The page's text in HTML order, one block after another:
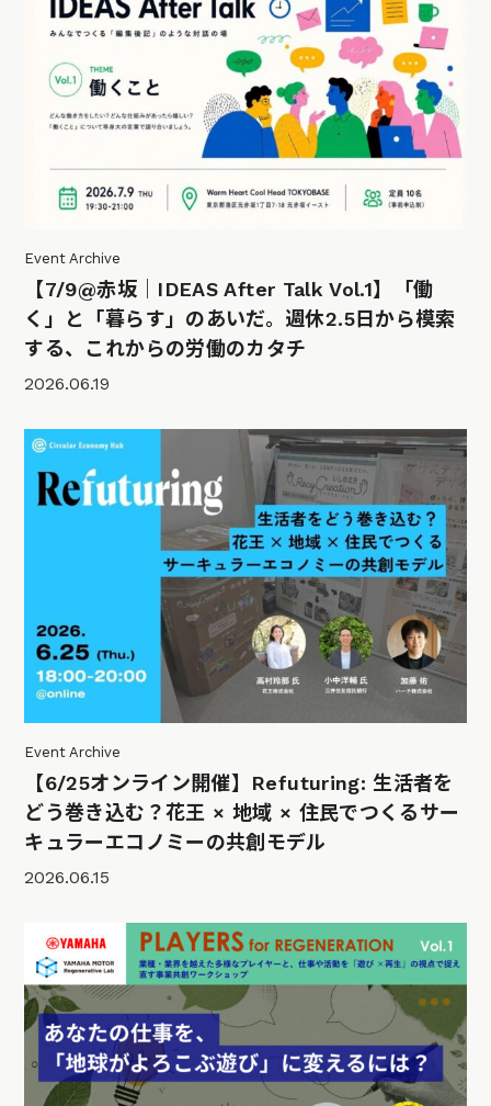
Event Archive
【7/9@赤坂｜IDEAS After Talk Vol.1】「働
く」と「暮らす」のあいだ。週休2.5日から模索
する、これからの労働のカタチ
2026.06.19
Event Archive
【6/25オンライン開催】Refuturing: 生活者を
どう巻き込む？花王 × 地域 × 住民でつくるサー
キュラーエコノミーの共創モデル
2026.06.15